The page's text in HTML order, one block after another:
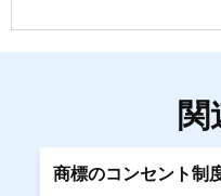
関
商標のコンセント制